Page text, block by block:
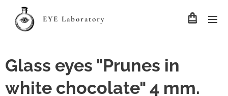
EYE Laboratory
Glass eyes "Prunes in
white chocolate" 4 mm.